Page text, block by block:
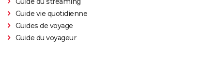
Guide vie quotidienne
Guides de voyage
Guide du voyageur